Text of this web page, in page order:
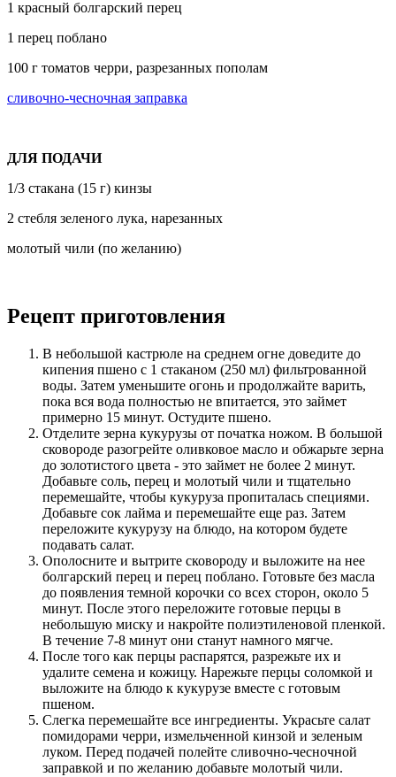
1 красный болгарский перец
1 перец поблано
100 г томатов черри, разрезанных пополам
сливочно-чесночная заправка
ДЛЯ ПОДАЧИ
1/3 стакана (15 г) кинзы
2 стебля зеленого лука, нарезанных
молотый чили (по желанию)
Рецепт приготовления
В небольшой кастрюле на среднем огне доведите до
кипения пшено с 1 стаканом (250 мл) фильтрованной
воды. Затем уменьшите огонь и продолжайте варить,
пока вся вода полностью не впитается, это займет
примерно 15 минут. Остудите пшено.
Отделите зерна кукурузы от початка ножом. В большой
сковороде разогрейте оливковое масло и обжарьте зерна
до золотистого цвета - это займет не более 2 минут.
Добавьте соль, перец и молотый чили и тщательно
перемешайте, чтобы кукуруза пропиталась специями.
Добавьте сок лайма и перемешайте еще раз. Затем
переложите кукурузу на блюдо, на котором будете
подавать салат.
Ополосните и вытрите сковороду и выложите на нее
болгарский перец и перец поблано. Готовьте без масла
до появления темной корочки со всех сторон, около 5
минут. После этого переложите готовые перцы в
небольшую миску и накройте полиэтиленовой пленкой.
В течение 7-8 минут они станут намного мягче.
После того как перцы распарятся, разрежьте их и
удалите семена и кожицу. Нарежьте перцы соломкой и
выложите на блюдо к кукурузе вместе с готовым
пшеном.
Слегка перемешайте все ингредиенты. Украсьте салат
помидорами черри, измельченной кинзой и зеленым
луком. Перед подачей полейте сливочно-чесночной
заправкой и по желанию добавьте молотый чили.